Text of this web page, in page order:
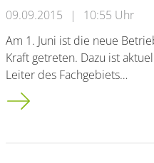
09.09.2015 |
10:55 Uhr
Am 1. Juni ist die neue
Kraft getreten. Dazu ist
Leiter des Fachgebiets…
Prof. Ralf Pieper verfasst